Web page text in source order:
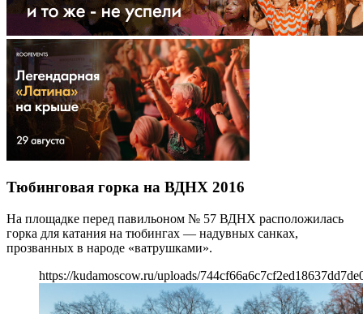
Тюбинговая горка на ВДНХ 2016
На площадке перед павильоном № 57 ВДНХ расположилась
горка для катания на тюбингах — надувных санках,
прозванных в народе «ватрушками».
https://kudamoscow.ru/uploads/